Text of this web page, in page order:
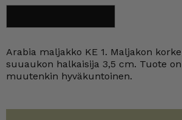
KE
Arabia maljakko KE 1. Maljakon
suuaukon halkaisija 3,5 cm. Tuote
muutenkin hyväkuntoinen.